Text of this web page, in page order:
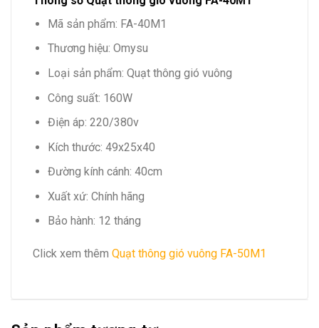
Mã sản phẩm: FA-40M1
Thương hiệu: Omysu
Loại sản phẩm: Quạt thông gió vuông
Công suất: 160W
Điện áp: 220/380v
Kích thước: 49x25x40
Đường kính cánh: 40cm
Xuất xứ: Chính hãng
Bảo hành: 12 tháng
Click xem thêm Quạt thông gió vuông FA-50M1